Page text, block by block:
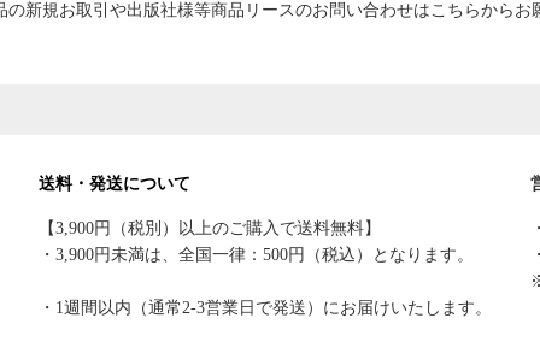
の新規お取引や出版社様等商品リースのお問い合わせはこちらからお
送料・発送について
【3,900円（税別）以上のご購入で送料無料】
・3,900円未満は、全国一律：500円（税込）となります。
・1週間以内（通常2-3営業日で発送）にお届けいたします。